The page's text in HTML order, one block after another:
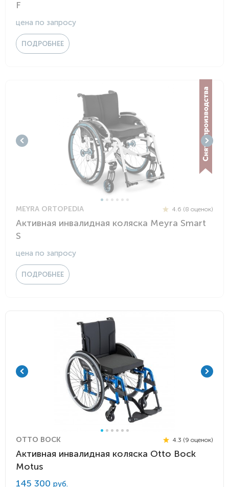
F
цена по запросу
ПОДРОБНЕЕ
MEYRA ORTOPEDIA 4.6 (8 оценок)
Активная инвалидная коляска Meyra Smart
S
цена по запросу
ПОДРОБНЕЕ
OTTO BOCK 4.3 (9 оценок)
Активная инвалидная коляска Otto Bock
Motus
145 300 руб.